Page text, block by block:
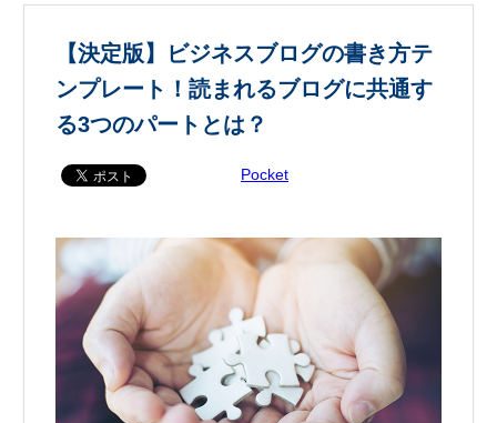
【決定版】ビジネスブログの書き方テ
ンプレート！読まれるブログに共通す
る3つのパートとは？
Pocket